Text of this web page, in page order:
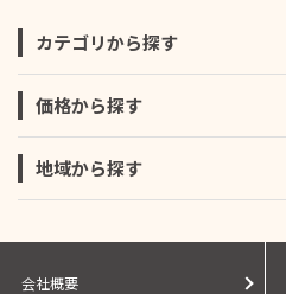
カテゴリから探す
価格から探す
地域から探す
会社概要